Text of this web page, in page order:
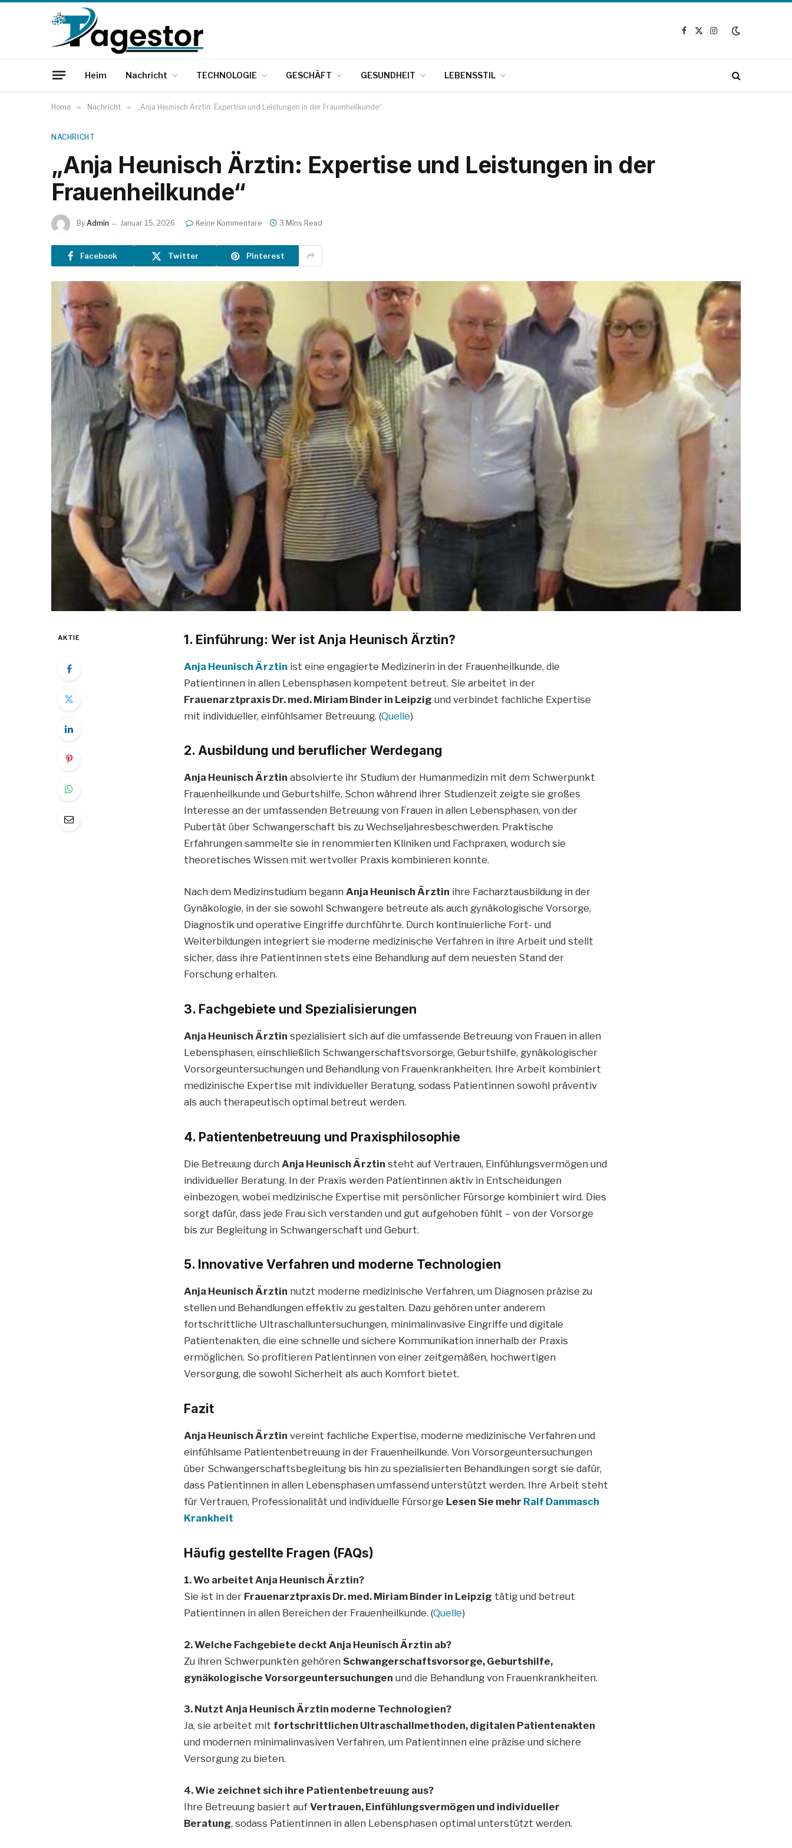
Facebook
X
Instagram
Heim Nachricht TECHNOLOGIE GESCHÄFT GESUNDHEIT LEBENSSTIL
Home » Nachricht » „Anja Heunisch Ärztin: Expertise und Leistungen in der Frauenheilkunde“
NACHRICHT
„Anja Heunisch Ärztin: Expertise und Leistungen in der
Frauenheilkunde“
By Admin Januar 15, 2026 Keine Kommentare 3 Mins Read
Facebook Twitter Pinterest
AKTIE 1. Einführung: Wer ist Anja Heunisch Ärztin?
Anja Heunisch Ärztin ist eine engagierte Medizinerin in der Frauenheilkunde, die
Patientinnen in allen Lebensphasen kompetent betreut. Sie arbeitet in der
Frauenarztpraxis Dr. med. Miriam Binder in Leipzig und verbindet fachliche Expertise
mit individueller, einfühlsamer Betreuung. (Quelle)
2. Ausbildung und beruflicher Werdegang
Anja Heunisch Ärztin absolvierte ihr Studium der Humanmedizin mit dem Schwerpunkt
Frauenheilkunde und Geburtshilfe. Schon während ihrer Studienzeit zeigte sie großes
Interesse an der umfassenden Betreuung von Frauen in allen Lebensphasen, von der
Pubertät über Schwangerschaft bis zu Wechseljahresbeschwerden. Praktische
Erfahrungen sammelte sie in renommierten Kliniken und Fachpraxen, wodurch sie
theoretisches Wissen mit wertvoller Praxis kombinieren konnte.
Nach dem Medizinstudium begann Anja Heunisch Ärztin ihre Facharztausbildung in der
Gynäkologie, in der sie sowohl Schwangere betreute als auch gynäkologische Vorsorge,
Diagnostik und operative Eingriffe durchführte. Durch kontinuierliche Fort- und
Weiterbildungen integriert sie moderne medizinische Verfahren in ihre Arbeit und stellt
sicher, dass ihre Patientinnen stets eine Behandlung auf dem neuesten Stand der
Forschung erhalten.
3. Fachgebiete und Spezialisierungen
Anja Heunisch Ärztin spezialisiert sich auf die umfassende Betreuung von Frauen in allen
Lebensphasen, einschließlich Schwangerschaftsvorsorge, Geburtshilfe, gynäkologischer
Vorsorgeuntersuchungen und Behandlung von Frauenkrankheiten. Ihre Arbeit kombiniert
medizinische Expertise mit individueller Beratung, sodass Patientinnen sowohl präventiv
als auch therapeutisch optimal betreut werden.
4. Patientenbetreuung und Praxisphilosophie
Die Betreuung durch Anja Heunisch Ärztin steht auf Vertrauen, Einfühlungsvermögen und
individueller Beratung. In der Praxis werden Patientinnen aktiv in Entscheidungen
einbezogen, wobei medizinische Expertise mit persönlicher Fürsorge kombiniert wird. Dies
sorgt dafür, dass jede Frau sich verstanden und gut aufgehoben fühlt – von der Vorsorge
bis zur Begleitung in Schwangerschaft und Geburt.
5. Innovative Verfahren und moderne Technologien
Anja Heunisch Ärztin nutzt moderne medizinische Verfahren, um Diagnosen präzise zu
stellen und Behandlungen effektiv zu gestalten. Dazu gehören unter anderem
fortschrittliche Ultraschalluntersuchungen, minimalinvasive Eingriffe und digitale
Patientenakten, die eine schnelle und sichere Kommunikation innerhalb der Praxis
ermöglichen. So profitieren Patientinnen von einer zeitgemäßen, hochwertigen
Versorgung, die sowohl Sicherheit als auch Komfort bietet.
Fazit
Anja Heunisch Ärztin vereint fachliche Expertise, moderne medizinische Verfahren und
einfühlsame Patientenbetreuung in der Frauenheilkunde. Von Vorsorgeuntersuchungen
über Schwangerschaftsbegleitung bis hin zu spezialisierten Behandlungen sorgt sie dafür,
dass Patientinnen in allen Lebensphasen umfassend unterstützt werden. Ihre Arbeit steht
für Vertrauen, Professionalität und individuelle Fürsorge Lesen Sie mehr Ralf Dammasch
Krankheit
Häufig gestellte Fragen (FAQs)
1. Wo arbeitet Anja Heunisch Ärztin?
Sie ist in der Frauenarztpraxis Dr. med. Miriam Binder in Leipzig tätig und betreut
Patientinnen in allen Bereichen der Frauenheilkunde. (Quelle)
2. Welche Fachgebiete deckt Anja Heunisch Ärztin ab?
Zu ihren Schwerpunkten gehören Schwangerschaftsvorsorge, Geburtshilfe,
gynäkologische Vorsorgeuntersuchungen und die Behandlung von Frauenkrankheiten.
3. Nutzt Anja Heunisch Ärztin moderne Technologien?
Ja, sie arbeitet mit fortschrittlichen Ultraschallmethoden, digitalen Patientenakten
und modernen minimalinvasiven Verfahren, um Patientinnen eine präzise und sichere
Versorgung zu bieten.
4. Wie zeichnet sich ihre Patientenbetreuung aus?
Ihre Betreuung basiert auf Vertrauen, Einfühlungsvermögen und individueller
Beratung, sodass Patientinnen in allen Lebensphasen optimal unterstützt werden.